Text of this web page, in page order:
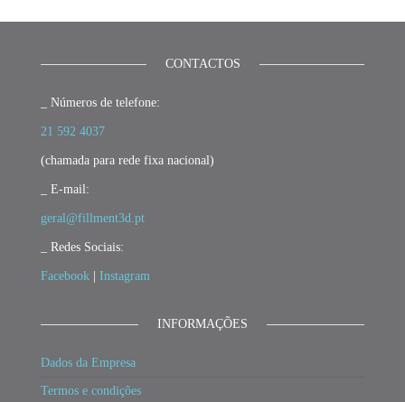
CONTACTOS
_ Números de telefone:
21 592 4037
(chamada para rede fixa nacional)
_ E-mail:
geral@fillment3d.pt
_ Redes Sociais:
Facebook Instagram
INFORMAÇÕES
Dados da Empresa
Termos e condições